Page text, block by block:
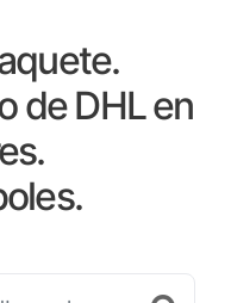
de DHL en